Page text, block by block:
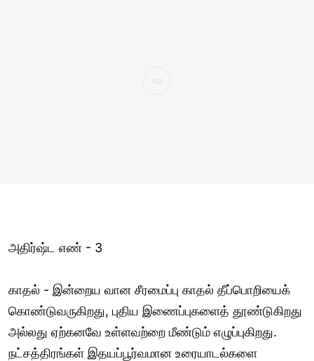
அதிர்ஷ்ட எண் - 3
காதல் - இன்றைய வான சீரமைப்பு காதல் தீப்பொறியைக்
கொண்டுவருகிறது, புதிய இணைப்புகளைத் தூண்டுகிறது
அல்லது ஏற்கனவே உள்ளவற்றை மீண்டும் எழுப்புகிறது.
நட்சத்திரங்கள் இதயப்பூர்வமான உரையாடல்களை